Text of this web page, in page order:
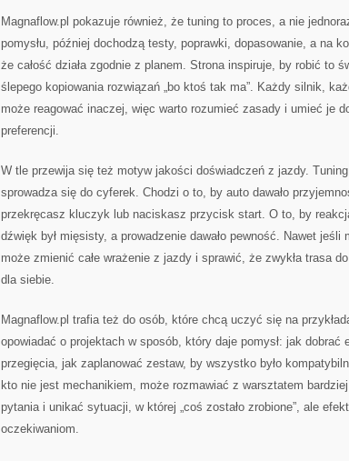
Magnaflow.pl pokazuje również, że tuning to proces, a nie
pomysłu, później dochodzą testy, poprawki, dopasowanie, a na
że całość działa zgodnie z planem. Strona inspiruje, by robić to
ślepego kopiowania rozwiązań „bo ktoś tak ma”. Każdy silnik,
może reagować inaczej, więc warto rozumieć zasady i umieć je
preferencji.
W tle przewija się też motyw jakości doświadczeń z jazdy.
sprowadza się do cyferek. Chodzi o to, by auto dawało
przekręcasz kluczyk lub naciskasz przycisk start. O to, by
dźwięk był mięsisty, a prowadzenie dawało pewność. Nawet
może zmienić całe wrażenie z jazdy i sprawić, że zwykła trasa
dla siebie.
Magnaflow.pl trafia też do osób, które chcą uczyć się na
opowiadać o projektach w sposób, który daje pomysł: jak dobrać
przegięcia, jak zaplanować zestaw, by wszystko było
kto nie jest mechanikiem, może rozmawiać z warsztatem
pytania i unikać sytuacji, w której „coś zostało zrobione”, ale
oczekiwaniom.